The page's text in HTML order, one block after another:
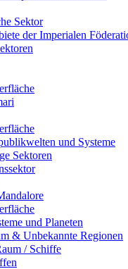
Sektor
der Imperialen
und Systeme
Sektoren
und Planeten
& Unbekannte Regionen
/ Schiffe